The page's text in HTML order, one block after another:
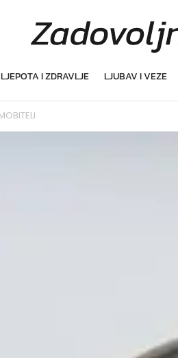
LJEPOTA I ZDRAVLJE LJUBAV I VEZE